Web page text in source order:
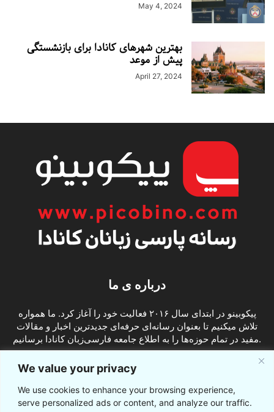
We value your privacy
We use cookies to enhance your browsing experience,
serve personalized ads or content, and analyze our traffic.
May 4, 2024
بهترین شهرهای کانادا برای بازنشستگی
پیش از موعد
April 27, 2024
درباره ی ما
پیکوبینو در ابتدای سال ۲۰۱۶ فعالیت خود را آغاز کرد. ما همواره
تلاش میکنیم تا بعنوان رسانه‌ای حرفه‌ای جدیدترین اخبار و مقالات
مفید در تمام حوزه‌ها را به اطلاع جامعه فارسی‌زبان کانادا برسانیم.
ما را دنبال کنید